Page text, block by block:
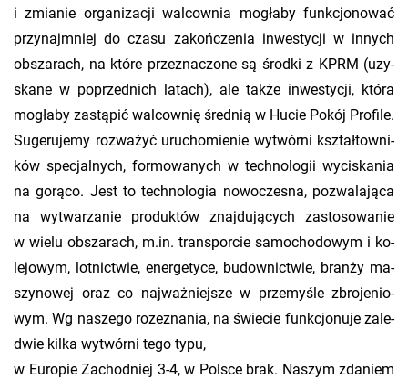
i zmia­nie or­ga­ni­za­cji wal­cow­nia mo­gła­by funk­cjo­no­wać
prz­yn­ajmniej do czasu za­koń­cze­nia in­we­sty­cji w in­nych
ob­sza­rach, na które prze­zna­czo­ne są środ­ki z KPRM (uzy­
ska­ne w po­przed­nich la­tach), ale także in­we­sty­cji, która
mo­gła­by za­stą­pić wal­cow­nię śred­nią w Hucie Pokój Pro­fi­le.
Su­ge­ru­je­my roz­wa­żyć uru­cho­mie­nie wy­twór­ni kształ­tow­ni­
ków spe­cjal­nych, for­mo­wa­nych w tech­no­lo­gii wy­ci­ska­nia
na go­rą­co. Jest to tech­no­lo­gia no­wo­cze­sna, po­zwa­la­ją­ca
na wy­twa­rza­nie pro­duk­tów znaj­du­ją­cych za­sto­so­wa­nie
w wielu ob­sza­rach, m.​in. trans­por­cie sa­mo­cho­do­wym i ko­
le­jo­wym, lot­nic­twie, ener­ge­ty­ce, bu­dow­nic­twie, bran­ży ma­
szy­no­wej oraz co naj­waż­niej­sze w prze­my­śle zbro­je­nio­
wym. Wg na­sze­go ro­ze­zna­nia, na świe­cie funk­cjo­nu­je za­le­
d­wie kilka wy­twór­ni tego typu,
w Eu­ro­pie Za­chod­niej 3-4, w Pol­sce brak. Na­szym zda­niem